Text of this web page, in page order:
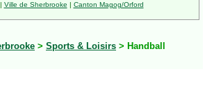
| Ville de Sherbrooke | Canton Magog/Orford
> Sports & Loisirs > Handball